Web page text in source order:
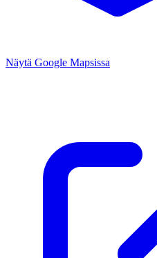
Näytä Google Mapsissa